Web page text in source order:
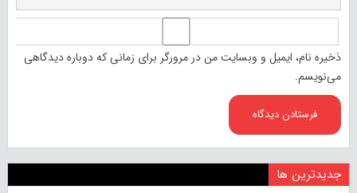
ذخیره نام، ایمیل و وبسایت من در مرورگر برای زمانی که دوباره دیدگاهی
می‌نویسم.
جدیدترین ها